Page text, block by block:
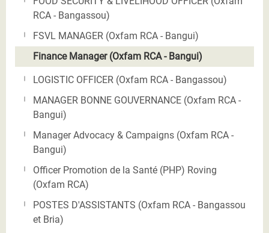
RCA - Bangassou)
FSVL MANAGER (Oxfam RCA - Bangui)
Finance Manager (Oxfam RCA - Bangui)
LOGISTIC OFFICER (Oxfam RCA - Bangassou)
MANAGER BONNE GOUVERNANCE (Oxfam RCA -
Bangui)
Manager Advocacy & Campaigns (Oxfam RCA -
Bangui)
Officer Promotion de la Santé (PHP) Roving
(Oxfam RCA)
POSTES D'ASSISTANTS (Oxfam RCA - Bangassou
et Bria)